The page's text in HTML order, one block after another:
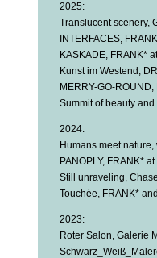
2025:
Translucent scenery,
INTERFACES,
KASKADE, FRANK*
Kunst im Westend,
MERRY-GO-
Summit of beauty
2024:
Humans meet
PANOPLY, FRANK*
Still unraveling,
Touchée, FRANK*
2023:
Roter Salon, Galerie